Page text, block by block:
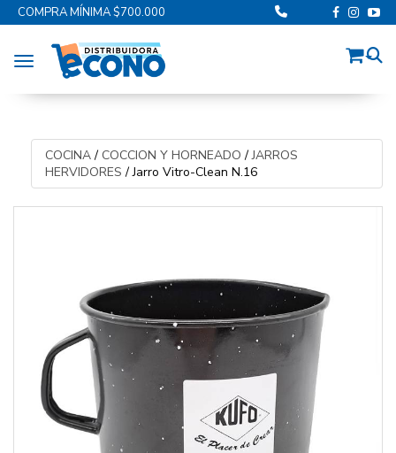
COMPRA MÍNIMA $700.000
Toggle navigation
COCINA/ COCCION Y HORNEADO /JARROS
HERVIDORES / Jarro Vitro-Clean N.16